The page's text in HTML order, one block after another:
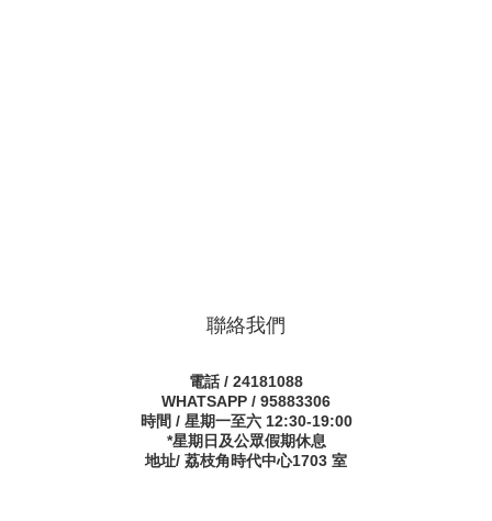
聯絡我們
電話 / 24181088
WHATSAPP / 95883306
時間 / 星期一至六 12:30-19:00
*星期日及公眾假期休息
地址/ 荔枝角時代中心1703 室